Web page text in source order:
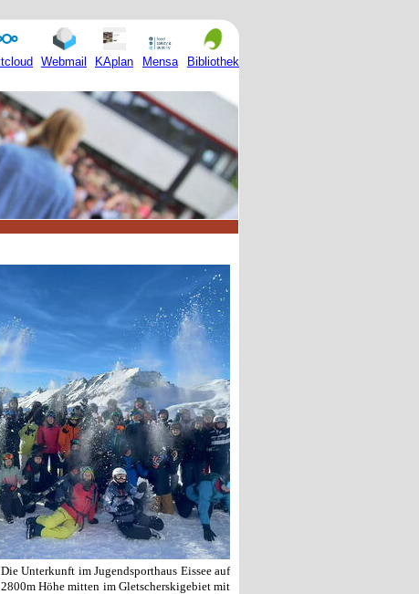
Webmail KAplan Mensa Bibliothek
Die Unterkunft im Jugendsporthaus Eissee auf
2800m Höhe mitten im Gletscherskigebiet mit